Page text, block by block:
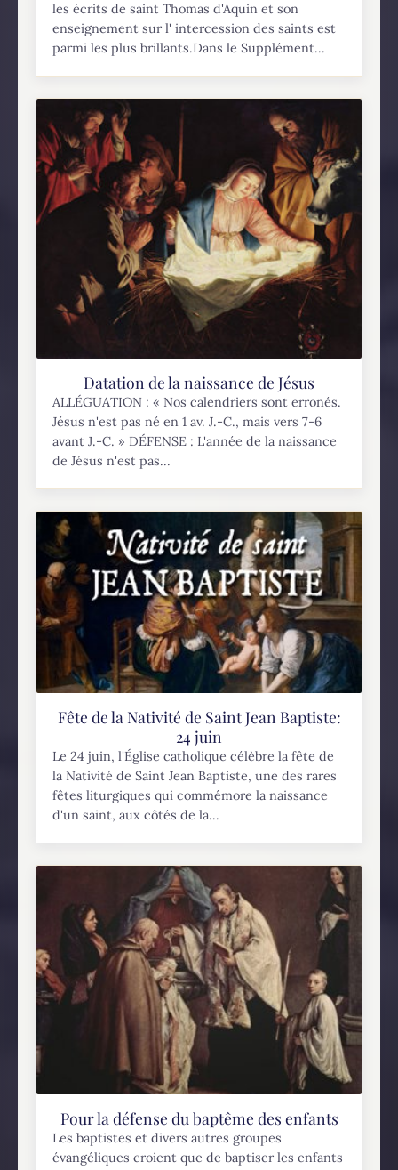
les écrits de saint Thomas d'Aquin et son
enseignement sur l' intercession des saints est
parmi les plus brillants.Dans le Supplément...
Datation de la naissance de Jésus
ALLÉGUATION : « Nos calendriers sont erronés.
Jésus n'est pas né en 1 av. J.-C., mais vers 7-6
avant J.-C. » DÉFENSE : L'année de la naissance
de Jésus n'est pas...
Fête de la Nativité de Saint Jean Baptiste:
24 juin
Le 24 juin, l'Église catholique célèbre la fête de
la Nativité de Saint Jean Baptiste, une des rares
fêtes liturgiques qui commémore la naissance
d'un saint, aux côtés de la...
Pour la défense du baptême des enfants
Les baptistes et divers autres groupes
évangéliques croient que de baptiser les enfants